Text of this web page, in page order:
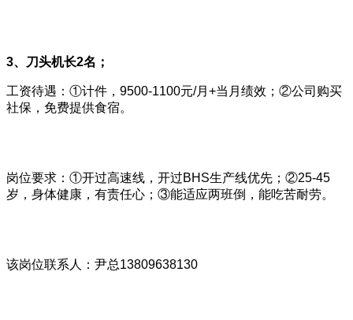
3、刀头机长2名；
工资待遇：①计件，9500-1100元/月+当月绩效；②公司购买
社保，免费提供食宿。
岗位要求：①开过高速线，开过BHS生产线优先；②25-45
岁，身体健康，有责任心；③能适应两班倒，能吃苦耐劳。
该岗位联系人：尹总13809638130